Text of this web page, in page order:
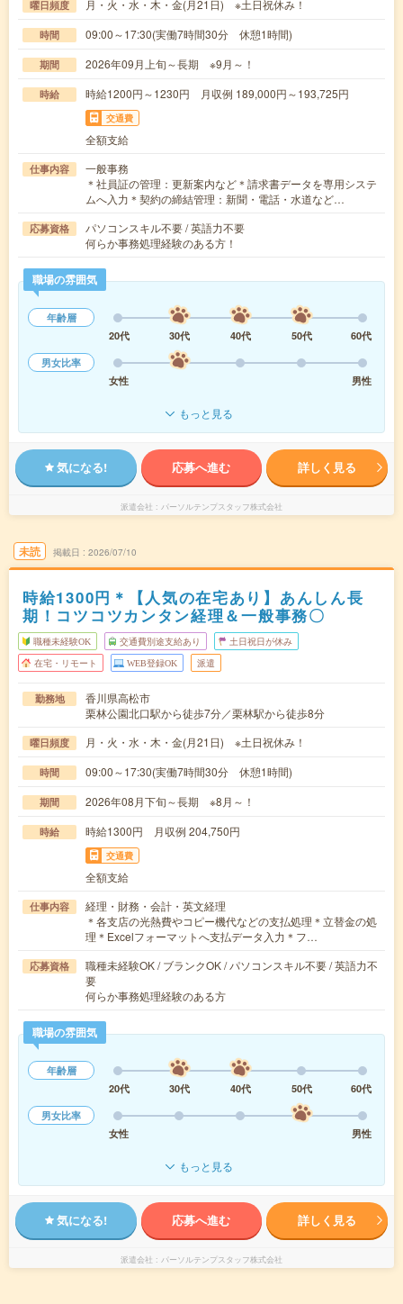
曜日頻度 月・火・水・木・金(月21日) ※土日祝休み！
時間 09:00～17:30(実働7時間30分 休憩1時間)
期間 2026年09月上旬～長期 ※9月～！
時給 時給1200円～1230円 月収例 189,000円～193,725円
交通費
全額支給
仕事内容
一般事務
＊社員証の管理：更新案内など＊請求書データを専用システ
ムへ入力＊契約の締結管理：新聞・電話・水道など…
応募資格
パソコンスキル不要 / 英語力不要
何らか事務処理経験のある方！
職場の雰囲気
年齢層
20代
30代 40代 50代
60代
男女比率
女性
男性
もっと見る
気になる! 応募へ進む 詳しく見る
派遣会社 パーソルテンプスタッフ株式会社
未読 掲載日 2026/07/10
時給1300円＊【人気の在宅あり】あんしん長
期！コツコツカンタン経理＆一般事務〇
職種未経験OK 交通費別途支給あり 土日祝日が休み
在宅・リモート WEB登録OK 派遣
勤務地
香川県高松市
栗林公園北口駅から徒歩7分／栗林駅から徒歩8分
曜日頻度 月・火・水・木・金(月21日) ※土日祝休み！
時間 09:00～17:30(実働7時間30分 休憩1時間)
期間 2026年08月下旬～長期 ※8月～！
時給 時給1300円 月収例 204,750円
交通費
全額支給
仕事内容
経理・財務・会計・英文経理
＊各支店の光熱費やコピー機代などの支払処理＊立替金の処
理＊Excelフォーマットへ支払データ入力＊フ…
応募資格
職種未経験OK / ブランクOK / パソコンスキル不要 / 英語力不
要
何らか事務処理経験のある方
職場の雰囲気
年齢層
20代
30代 40代 50代
60代
男女比率
女性
男性
もっと見る
気になる! 応募へ進む 詳しく見る
派遣会社 パーソルテンプスタッフ株式会社